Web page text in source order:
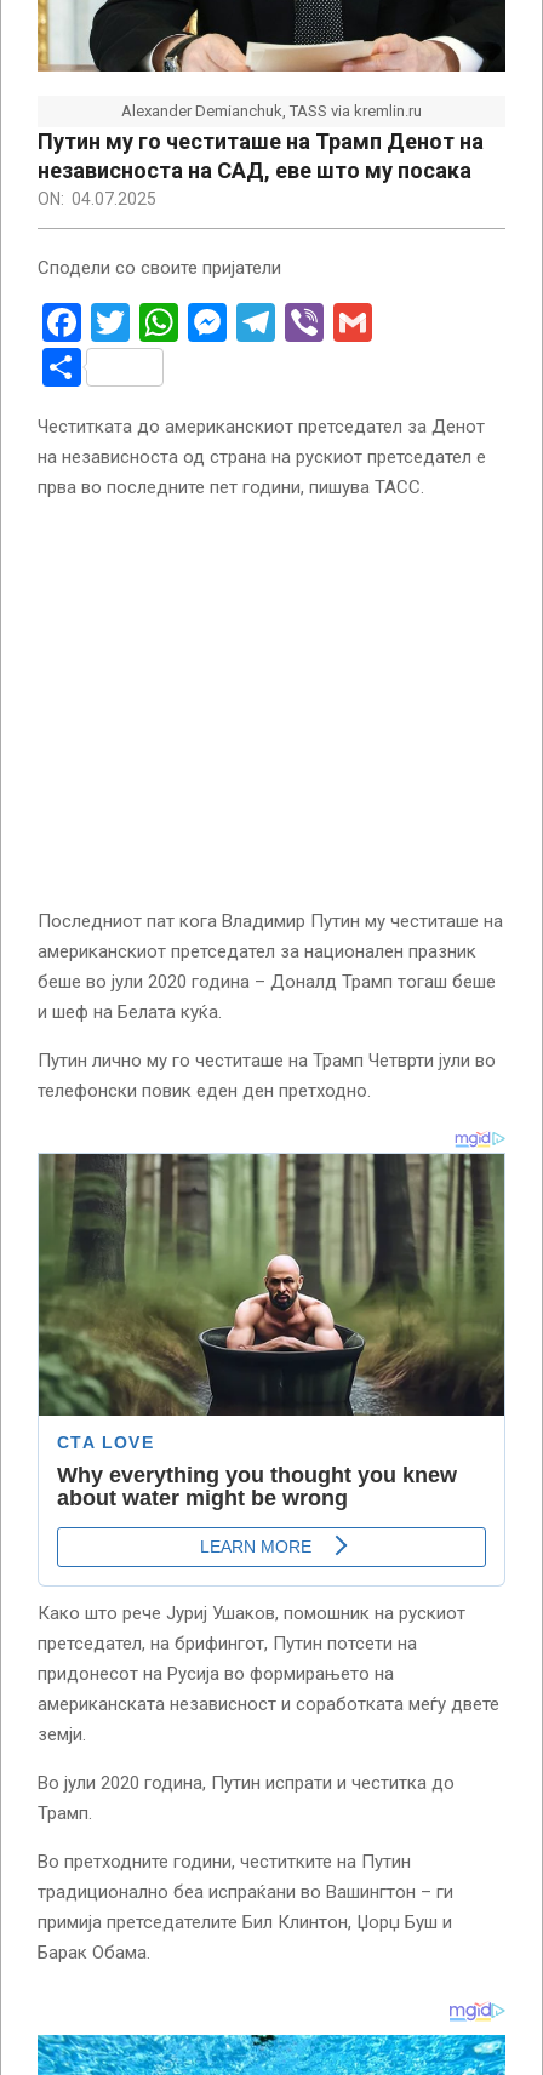
Alexander Demianchuk, TASS via kremlin.ru
Путин му го честиташе на Трамп Денот на
независноста на САД, еве што му посака
ON: 04.07.2025
Сподели со своите пријатели
Facebook
Twitter
WhatsApp
Messenger
Telegram
Viber
Share
Честитката до американскиот претседател за Денот
на независноста од страна на рускиот претседател е
прва во последните пет години, пишува ТАСС.
Последниот пат кога Владимир Путин му честиташе на
американскиот претседател за национален празник
беше во јули 2020 година – Доналд Трамп тогаш беше
и шеф на Белата куќа.
Путин лично му го честиташе на Трамп Четврти јули во
телефонски повик еден ден претходно.
Како што рече Јуриј Ушаков, помошник на рускиот
претседател, на брифингот, Путин потсети на
придонесот на Русија во формирањето на
американската независност и соработката меѓу двете
земји.
Во јули 2020 година, Путин испрати и честитка до
Трамп.
Во претходните години, честитките на Путин
традиционално беа испраќани во Вашингтон – ги
примија претседателите Бил Клинтон, Џорџ Буш и
Барак Обама.